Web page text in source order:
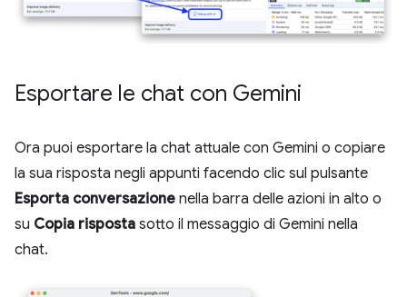
Esportare le chat con Gemini
Ora puoi esportare la chat attuale con Gemini o copiare
la sua risposta negli appunti facendo clic sul pulsante
Esporta conversazione nella barra delle azioni in alto o
su Copia risposta sotto il messaggio di Gemini nella
chat.